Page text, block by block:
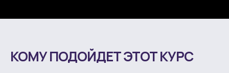
КОМУ ПОДОЙДЕТ ЭТОТ КУРС